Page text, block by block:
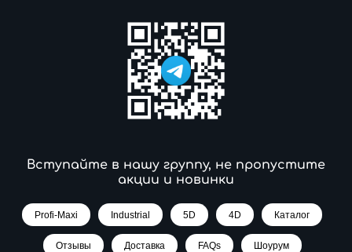
Вступайте в нашу группу, не пропустите
акции и новинки
Profi-Maxi Industrial 5D 4D Каталог
Отзывы Доставка FAQs Шоурум